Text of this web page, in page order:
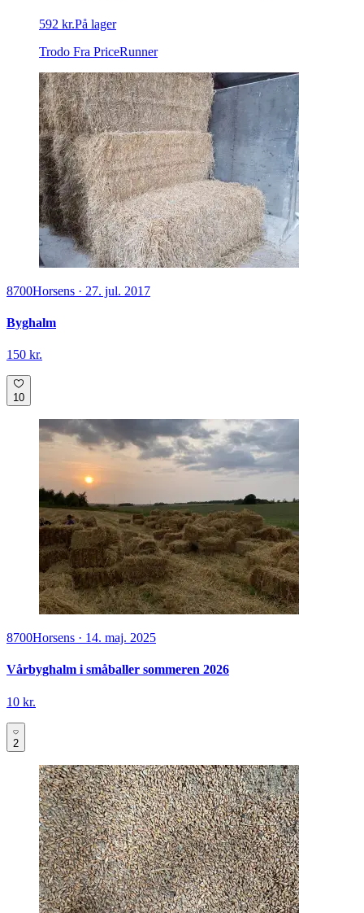
592 kr.På lager
Trodo Fra PriceRunner
8700Horsens · 27. jul. 2017
Byghalm
150 kr.
10
8700Horsens · 14. maj. 2025
Vårbyghalm i småballer sommeren 2026
10 kr.
2